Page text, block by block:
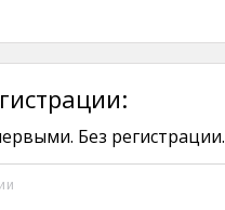
Без регистрации.